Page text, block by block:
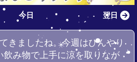
今日 翌日
きましたね。今週はひんやり
飲み物で上手に涼を取りなが